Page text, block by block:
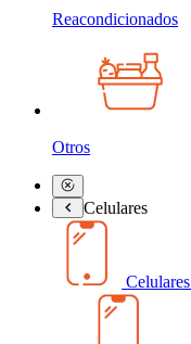
Reacondicionados
Otros
Celulares
Celulares